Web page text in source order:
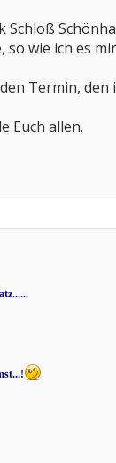
Schloß
so wie ich es
Termin,
Euch allen.